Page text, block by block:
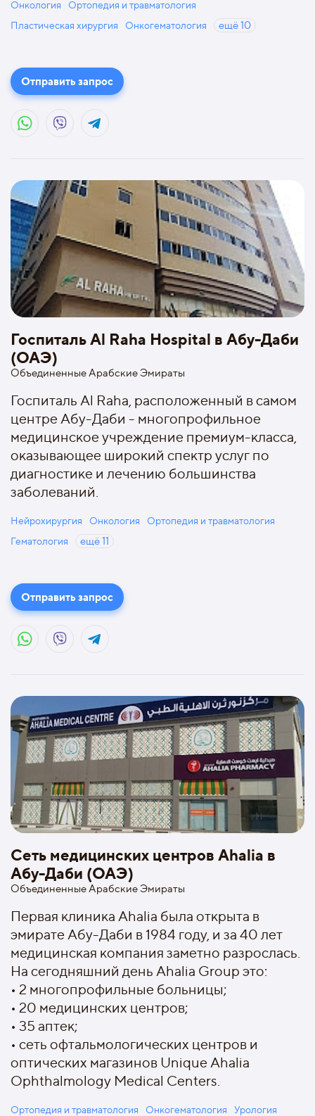
Онкология
Ортопедия и травматология
Пластическая хирургия
Онкогематология ещё10
Отправить запрос
Госпиталь Al Raha Hospital в Абу-Даби
(ОАЭ)
Объединенные Арабские Эмираты
Госпиталь Al Raha, расположенный в самом
центре Абу-Даби - многопрофильное
медицинское учреждение премиум-класса,
оказывающее широкий спектр услуг по
диагностике и лечению большинства
заболеваний.
Нейрохирургия Онкология
Ортопедия и травматология
Гематология
ещё11
Отправить запрос
Сеть медицинских центров Ahalia в
Абу-Даби (ОАЭ)
Объединенные Арабские Эмираты
Первая клиника Ahalia была открыта в
эмирате Абу-Даби в 1984 году, и за 40 лет
медицинская компания заметно разрослась.
На сегодняшний день Ahalia Group это:
• 2 многопрофильные больницы;
• 20 медицинских центров;
• 35 аптек;
• сеть офтальмологических центров и
оптических магазинов Unique Ahalia
Ophthalmology Medical Centers.
Ортопедия и травматология Онкогематология
Урология